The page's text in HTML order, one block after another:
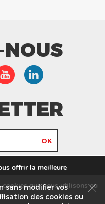
Frères.
Recrutement
sans modifier vos
des cookies ou
offrir la meilleure
cookies que nous utilisons ou
.